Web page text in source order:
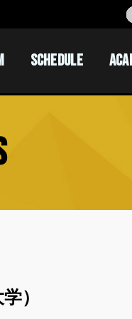
SCHEDULE
）